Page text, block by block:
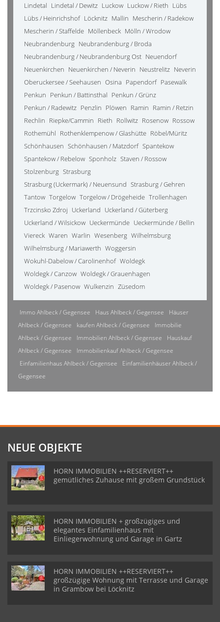
Lindetal Lindetal / Dewitz Luckow Luckow / Rieth Lübs
Lübs / Heinrichshof Löcknitz Mallin Mescherin / Radekow
Mescherin / Staffelde Möllenbeck Mölln / Wrodow
Neubrandenburg Neubrandenburg / Broda
Neubrandenburg / Neubrandenburg Ost Neuendorf
Neuenkirchen Neuenkirchen / Neverin Neustrelitz Neverin
Oberuckersee / Seehausen Osina Papendorf Pasewalk
Penkun Penkun / Battinsthal Penkun / Grünz
Penkun / Radewitz Penzlin Plöwen Ramin Ramin / Retzin
Rechlin Riepke/Cammin Rieth Rollwitz Rosenow Rossow
Rothemühl Rothenklempenow / Glashütte Röbel/Müritz
Schönhausen Schönhausen / Matzdorf Spantekow
Spantekow / Rebelow Sponholz Staven / Rossow
Stolzenburg Strasburg
Strasburg (Uckermark) / Neuensund Strasburg / Gehren
Tantow Torgelow Torgelow / Drögeheide Trollenhagen
Trzcinsko Zdroj Uckerland Uckerland / Güterberg
Uckerland / Wilsickow Ueckermünde Ueckermünde / Bellin
Viereck Waren Warlin Wesenberg Wilhelmsburg
Wilhelmsburg / Mariawerth Woggersin
Wokuhl-Dabelow / Carolinenhof Woldegk
Woldegk / Canzow Woldegk / Grauenhagen
Woldegk / Pasenow Wulkenzin Züsedom
Immo Ahlbeck / Gegensee Haus Ahlbeck / Gegensee
Häuser
Ahlbeck / Gegensee
kaufen Ahlbeck / Gegensee
Immobilie
Ahlbeck / Gegensee
Immobilien Ahlbeck / Gegensee
Hauskauf
Ahlbeck / Gegensee
Immobilienkauf Ahlbeck / Gegensee
Einfamilienhaus Ahlbeck / Gegensee
Einfamilienhäuser Ahlbeck /
Gegensee
NEUE OBJEKTE
HORN IMMOBILIEN ++RESERVIERT++
gemütliches Zuhause mit großem Grundstück
HORN IMMOBILIEN + großzügiges und
elegantes Einfamilienhaus mit
Einliegerwohnung und Garage in Gartz
HORN IMMOBILIEN ++RESERVIERT++
großzügige Wohnung mit Terrasse und Garage
in Grambow bei Löcknitz